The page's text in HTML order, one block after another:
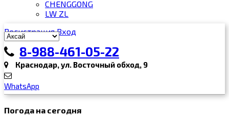
CHENGGONG
LW ZL
Регистрация Вход
8-988-461-05-22
Краснодар, ул. Восточный обход, 9
WhatsApp
Погода на сегодня